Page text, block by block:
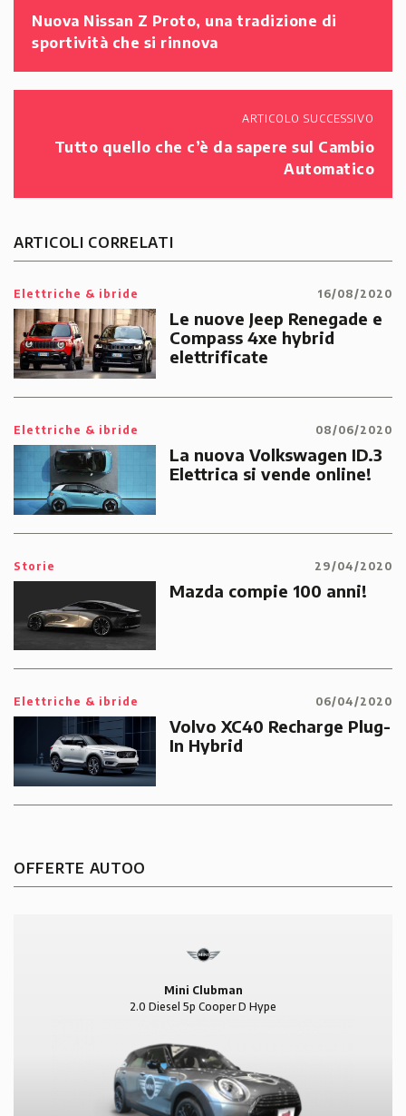
Nuova Nissan Z Proto, una tradizione di
sportività che si rinnova
ARTICOLO SUCCESSIVO
Tutto quello che c’è da sapere sul Cambio
Automatico
ARTICOLI CORRELATI
Elettriche & ibride 16/08/2020
Le nuove Jeep Renegade e
Compass 4xe hybrid
elettrificate
Elettriche & ibride 08/06/2020
La nuova Volkswagen ID.3
Elettrica si vende online!
Storie 29/04/2020
Mazda compie 100 anni!
Elettriche & ibride 06/04/2020
Volvo XC40 Recharge Plug-
In Hybrid
OFFERTE AUTOO
Mini Clubman
2.0 Diesel 5p Cooper D Hype